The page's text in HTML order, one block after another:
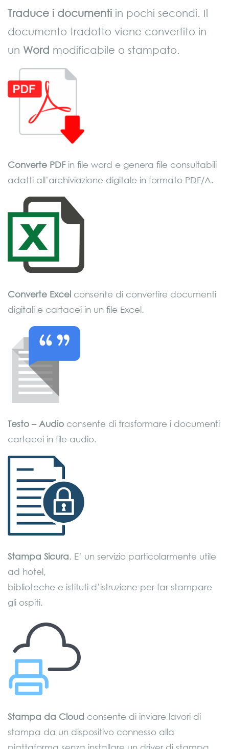
Traduce i documenti in pochi secondi. Il
documento tradotto viene convertito in
un Word modificabile o stampato.
Converte PDFin file word e genera file consultabili
adatti all’archiviazione digitale in formato PDF/A.
Converte Excel consente di convertire documenti
digitali e cartacei in un file Excel.
Testo – Audio consente di trasformare i documenti
cartacei in file audio.
Stampa Sicura. E’ un servizio particolarmente utile
ad hotel,
biblioteche e istituti d’istruzione per far stampare
gli ospiti.
Stampa da Cloud consente di inviare lavori di
stampa da un dispositivo connesso alla